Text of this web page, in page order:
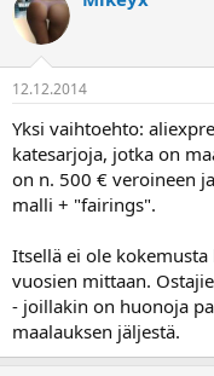
12.12.2014
Yksi vaihtoehto:
katesarjoja, jotka on
on n. 500 € veroineen
malli + "fairings".
Itsellä ei ole
vuosien mittaan.
- joillakin on huonoja
maalauksen jäljestä.